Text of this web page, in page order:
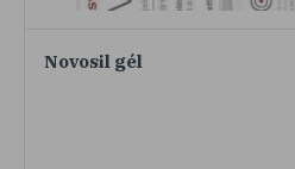
Novosil gél